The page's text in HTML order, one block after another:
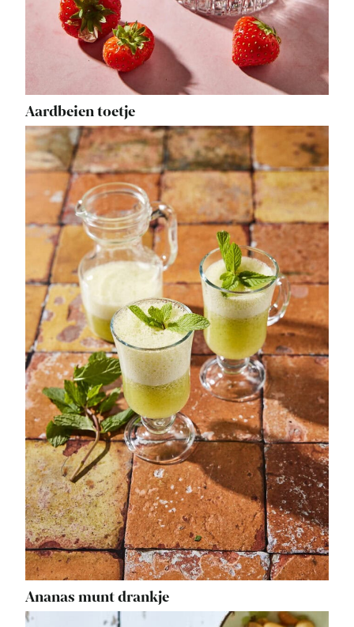
Aardbeien toetje
Ananas munt drankje